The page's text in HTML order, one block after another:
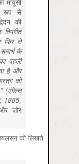
मायूसी
रूपसे
की
फिर से
के
पहली
है और
को
(एंगेल्स
1885,
ज़ोर
को लिखते